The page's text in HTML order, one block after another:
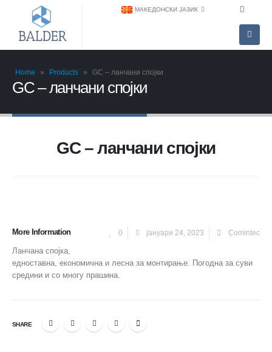
МАКЕДОНСКИ ЈАЗИК
Home » Products » GC – ланчани спојки
GC – ланчани спојки
GC – ланчани спојки
0 јануари 24, 2023 Comintec
More Information
Ланчана спојка,
едноставна, економична и лесна за монтирање. Погодна за суви
средини и со многу прашина.
SHARE